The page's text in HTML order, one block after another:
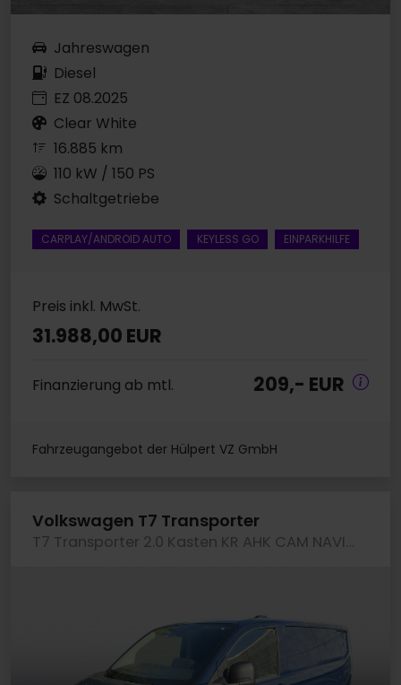
Jahreswagen
Diesel
EZ 08.2025
Clear White
16.885 km
110 kW / 150 PS
Schaltgetriebe
CARPLAY/ANDROID AUTO KEYLESS GO EINPARKHILFE
Preis inkl. MwSt.
31.988,00 EUR
Finanzierung ab mtl. 209,- EUR
Fahrzeugangebot der Hülpert VZ GmbH
Volkswagen T7 Transporter
T7 Transporter 2.0 Kasten KR AHK CAM NAVI KLIMA